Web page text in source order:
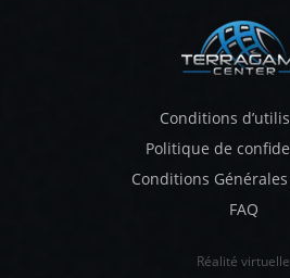
Conditions
Politique de
Conditions
FAQ
Réalité virtuelle